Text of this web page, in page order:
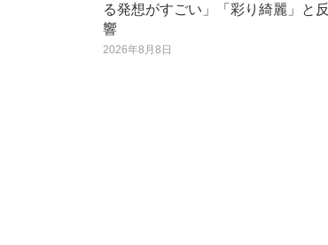
る発想がすごい」「彩り綺麗」と反
響
2026年8月8日